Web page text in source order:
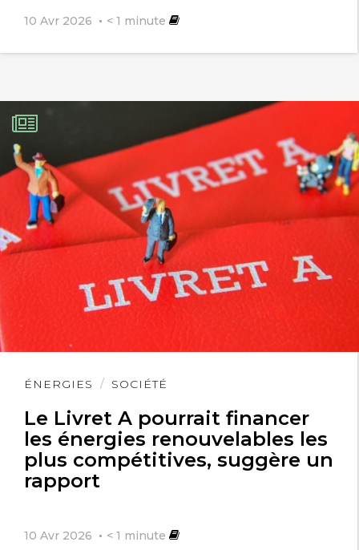
10 Avr 2026 < 1 minute
ÉNERGIES SOCIÉTÉ
Le Livret A pourrait financer
les énergies renouvelables les
plus compétitives, suggère un
rapport
10 Avr 2026 < 1 minute
Lire